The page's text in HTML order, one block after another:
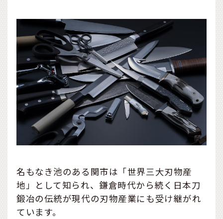
名もなき池のある関市は「世界三大刃物産
地」として知られ、鎌倉時代から続く日本刀
鍛冶の伝統が現代の刃物産業にも受け継がれ
ています。